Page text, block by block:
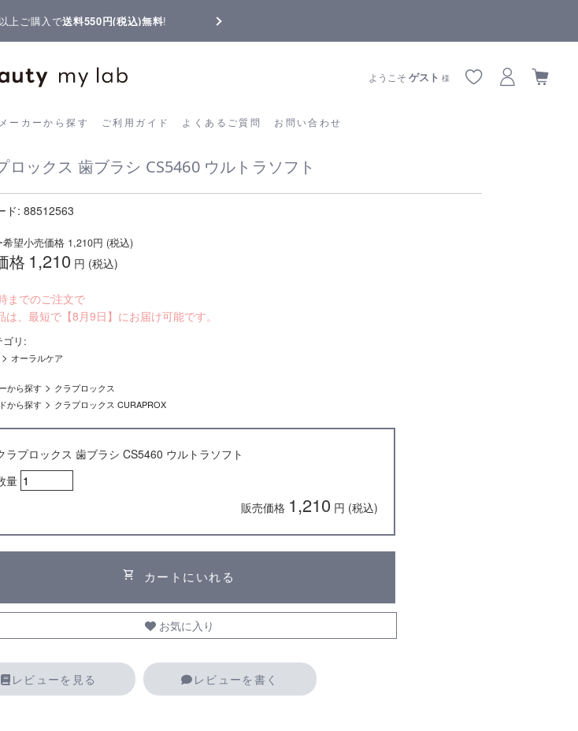
響によりお届けに遅延が生じております
メーカーから探す ご利用ガイド よくあるご質問 お問い合わせ
ようこそゲスト 様
メーカーから探す ご利用ガイド よくあるご質問
ロックス 歯ブラシ CS5460 ウルトラソフト
ド: 88512563
希望小売価格 1,210円 (税込)
格 1,210 円 (税込)
までのご注文で
は、最短で【8月9日】にお届け可能です。
ゴリ:
> オーラルケア
から探す > クラプロックス
から探す > クラプロックス CURAPROX
ラプロックス 歯ブラシ CS5460 ウルトラソフト
量
販売価格 1,210 円 (税込)
shopping_cart カートにいれる
お気に入り
レビューを見る レビューを書く